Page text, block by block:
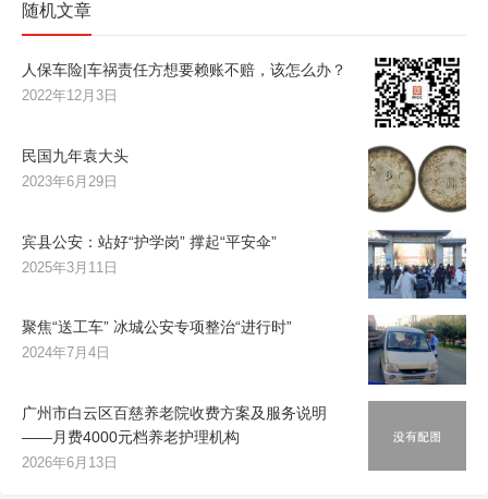
随机文章
人保车险|车祸责任方想要赖账不赔，该怎么办？
2022年12月3日
民国九年袁大头
2023年6月29日
宾县公安：站好“护学岗” 撑起“平安伞”
2025年3月11日
聚焦“送工车” 冰城公安专项整治“进行时”
2024年7月4日
广州市白云区百慈养老院收费方案及服务说明
——月费4000元档养老护理机构
2026年6月13日